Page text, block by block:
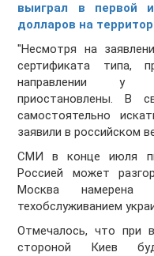
выиграл в первой
долларов на
"Несмотря на
сертификата типа,
направлении у
приостановлены. В
самостоятельно
заявили в российском
СМИ в конце июля
Россией может
Москва намерена
техобслуживанием
Отмечалось, что при
стороной Киев